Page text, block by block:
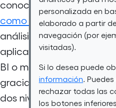
personalizada en
elaborado a partir
navegación (por
visitadas).
Si lo desea puede
información.
rechazar todas las
los botones
conocimientos en
como developer ,
análisis de datos
aplicaciones punteras
BI o mejorar tus
gracias a nuestro curso
dos niveles:básicoy